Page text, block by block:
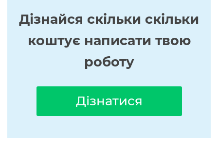
Дізнайся скільки скільки
коштує написати твою
роботу
Дізнатися